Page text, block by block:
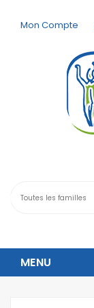
Mon Compte
MENU